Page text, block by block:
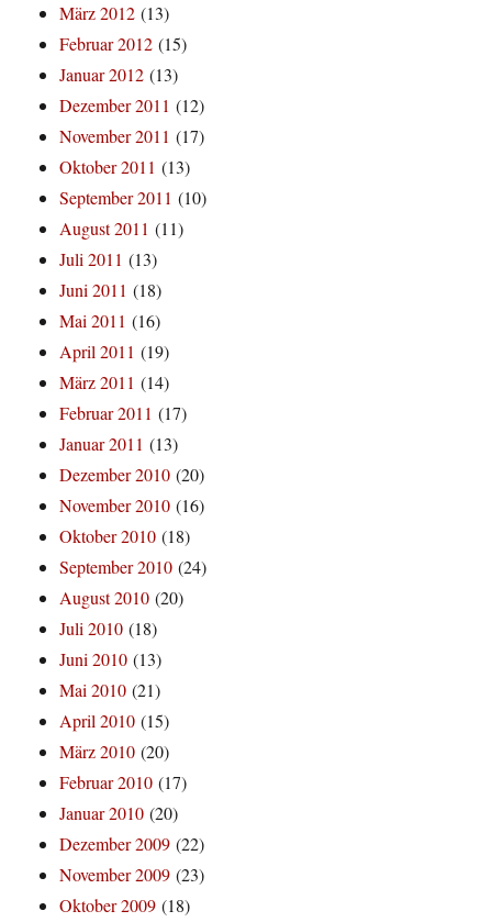
März 2012 (13)
Februar 2012 (15)
Januar 2012 (13)
Dezember 2011 (12)
November 2011 (17)
Oktober 2011 (13)
September 2011 (10)
August 2011 (11)
Juli 2011 (13)
Juni 2011 (18)
Mai 2011 (16)
April 2011 (19)
März 2011 (14)
Februar 2011 (17)
Januar 2011 (13)
Dezember 2010 (20)
November 2010 (16)
Oktober 2010 (18)
September 2010 (24)
August 2010 (20)
Juli 2010 (18)
Juni 2010 (13)
Mai 2010 (21)
April 2010 (15)
März 2010 (20)
Februar 2010 (17)
Januar 2010 (20)
Dezember 2009 (22)
November 2009 (23)
Oktober 2009 (18)